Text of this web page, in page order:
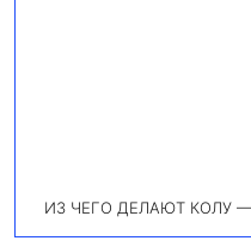
ИЗ ЧЕГО ДЕЛАЮТ КОЛУ